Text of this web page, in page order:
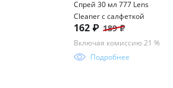
Спрей 30 мл 777 Lens
Cleaner с салфеткой
162 ₽ 189 ₽
Включая комиссию 21 %
Подробнее